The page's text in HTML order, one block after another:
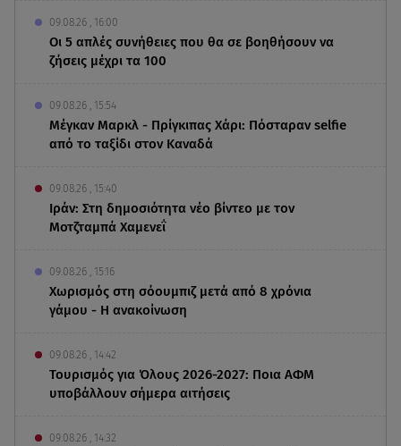
09.08.26 , 16:00
Οι 5 απλές συνήθειες που θα σε βοηθήσουν να
ζήσεις μέχρι τα 100
09.08.26 , 15:54
Μέγκαν Μαρκλ - Πρίγκιπας Χάρι: Πόσταραν selfie
από το ταξίδι στον Καναδά
09.08.26 , 15:40
Ιράν: Στη δημοσιότητα νέο βίντεο με τον
Μοτζταμπά Χαμενεΐ
09.08.26 , 15:16
Χωρισμός στη σόουμπιζ μετά από 8 χρόνια
γάμου - Η ανακοίνωση
09.08.26 , 14:42
Τουρισμός για Όλους 2026-2027: Ποια ΑΦΜ
υποβάλλουν σήμερα αιτήσεις
09.08.26 , 14:32